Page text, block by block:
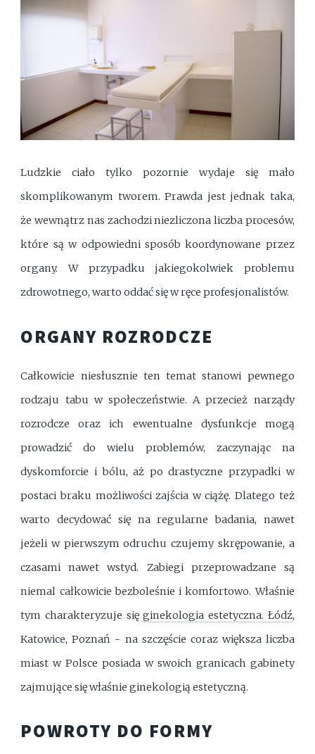
Ludzkie ciało tylko pozornie wydaje się mało
skomplikowanym tworem. Prawda jest jednak taka,
że wewnątrz nas zachodzi niezliczona liczba procesów,
które są w odpowiedni sposób koordynowane przez
organy. W przypadku jakiegokolwiek problemu
zdrowotnego, warto oddać się w ręce profesjonalistów.
ORGANY ROZRODCZE
Całkowicie niesłusznie ten temat stanowi pewnego
rodzaju tabu w społeczeństwie. A przecież narządy
rozrodcze oraz ich ewentualne dysfunkcje mogą
prowadzić do wielu problemów, zaczynając na
dyskomforcie i bólu, aż po drastyczne przypadki w
postaci braku możliwości zajścia w ciążę. Dlatego też
warto decydować się na regularne badania, nawet
jeżeli w pierwszym odruchu czujemy skrępowanie, a
czasami nawet wstyd. Zabiegi przeprowadzane są
niemal całkowicie bezboleśnie i komfortowo. Właśnie
tym charakteryzuje sięginekologia estetyczna. Łódź,
Katowice, Poznań - na szczęście coraz większa liczba
miast w Polsce posiada w swoich granicach gabinety
zajmujące się właśnie ginekologią estetyczną.
POWROTY DO FORMY